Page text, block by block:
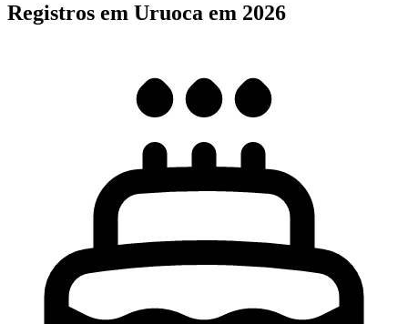
Registros em Uruoca em 2026